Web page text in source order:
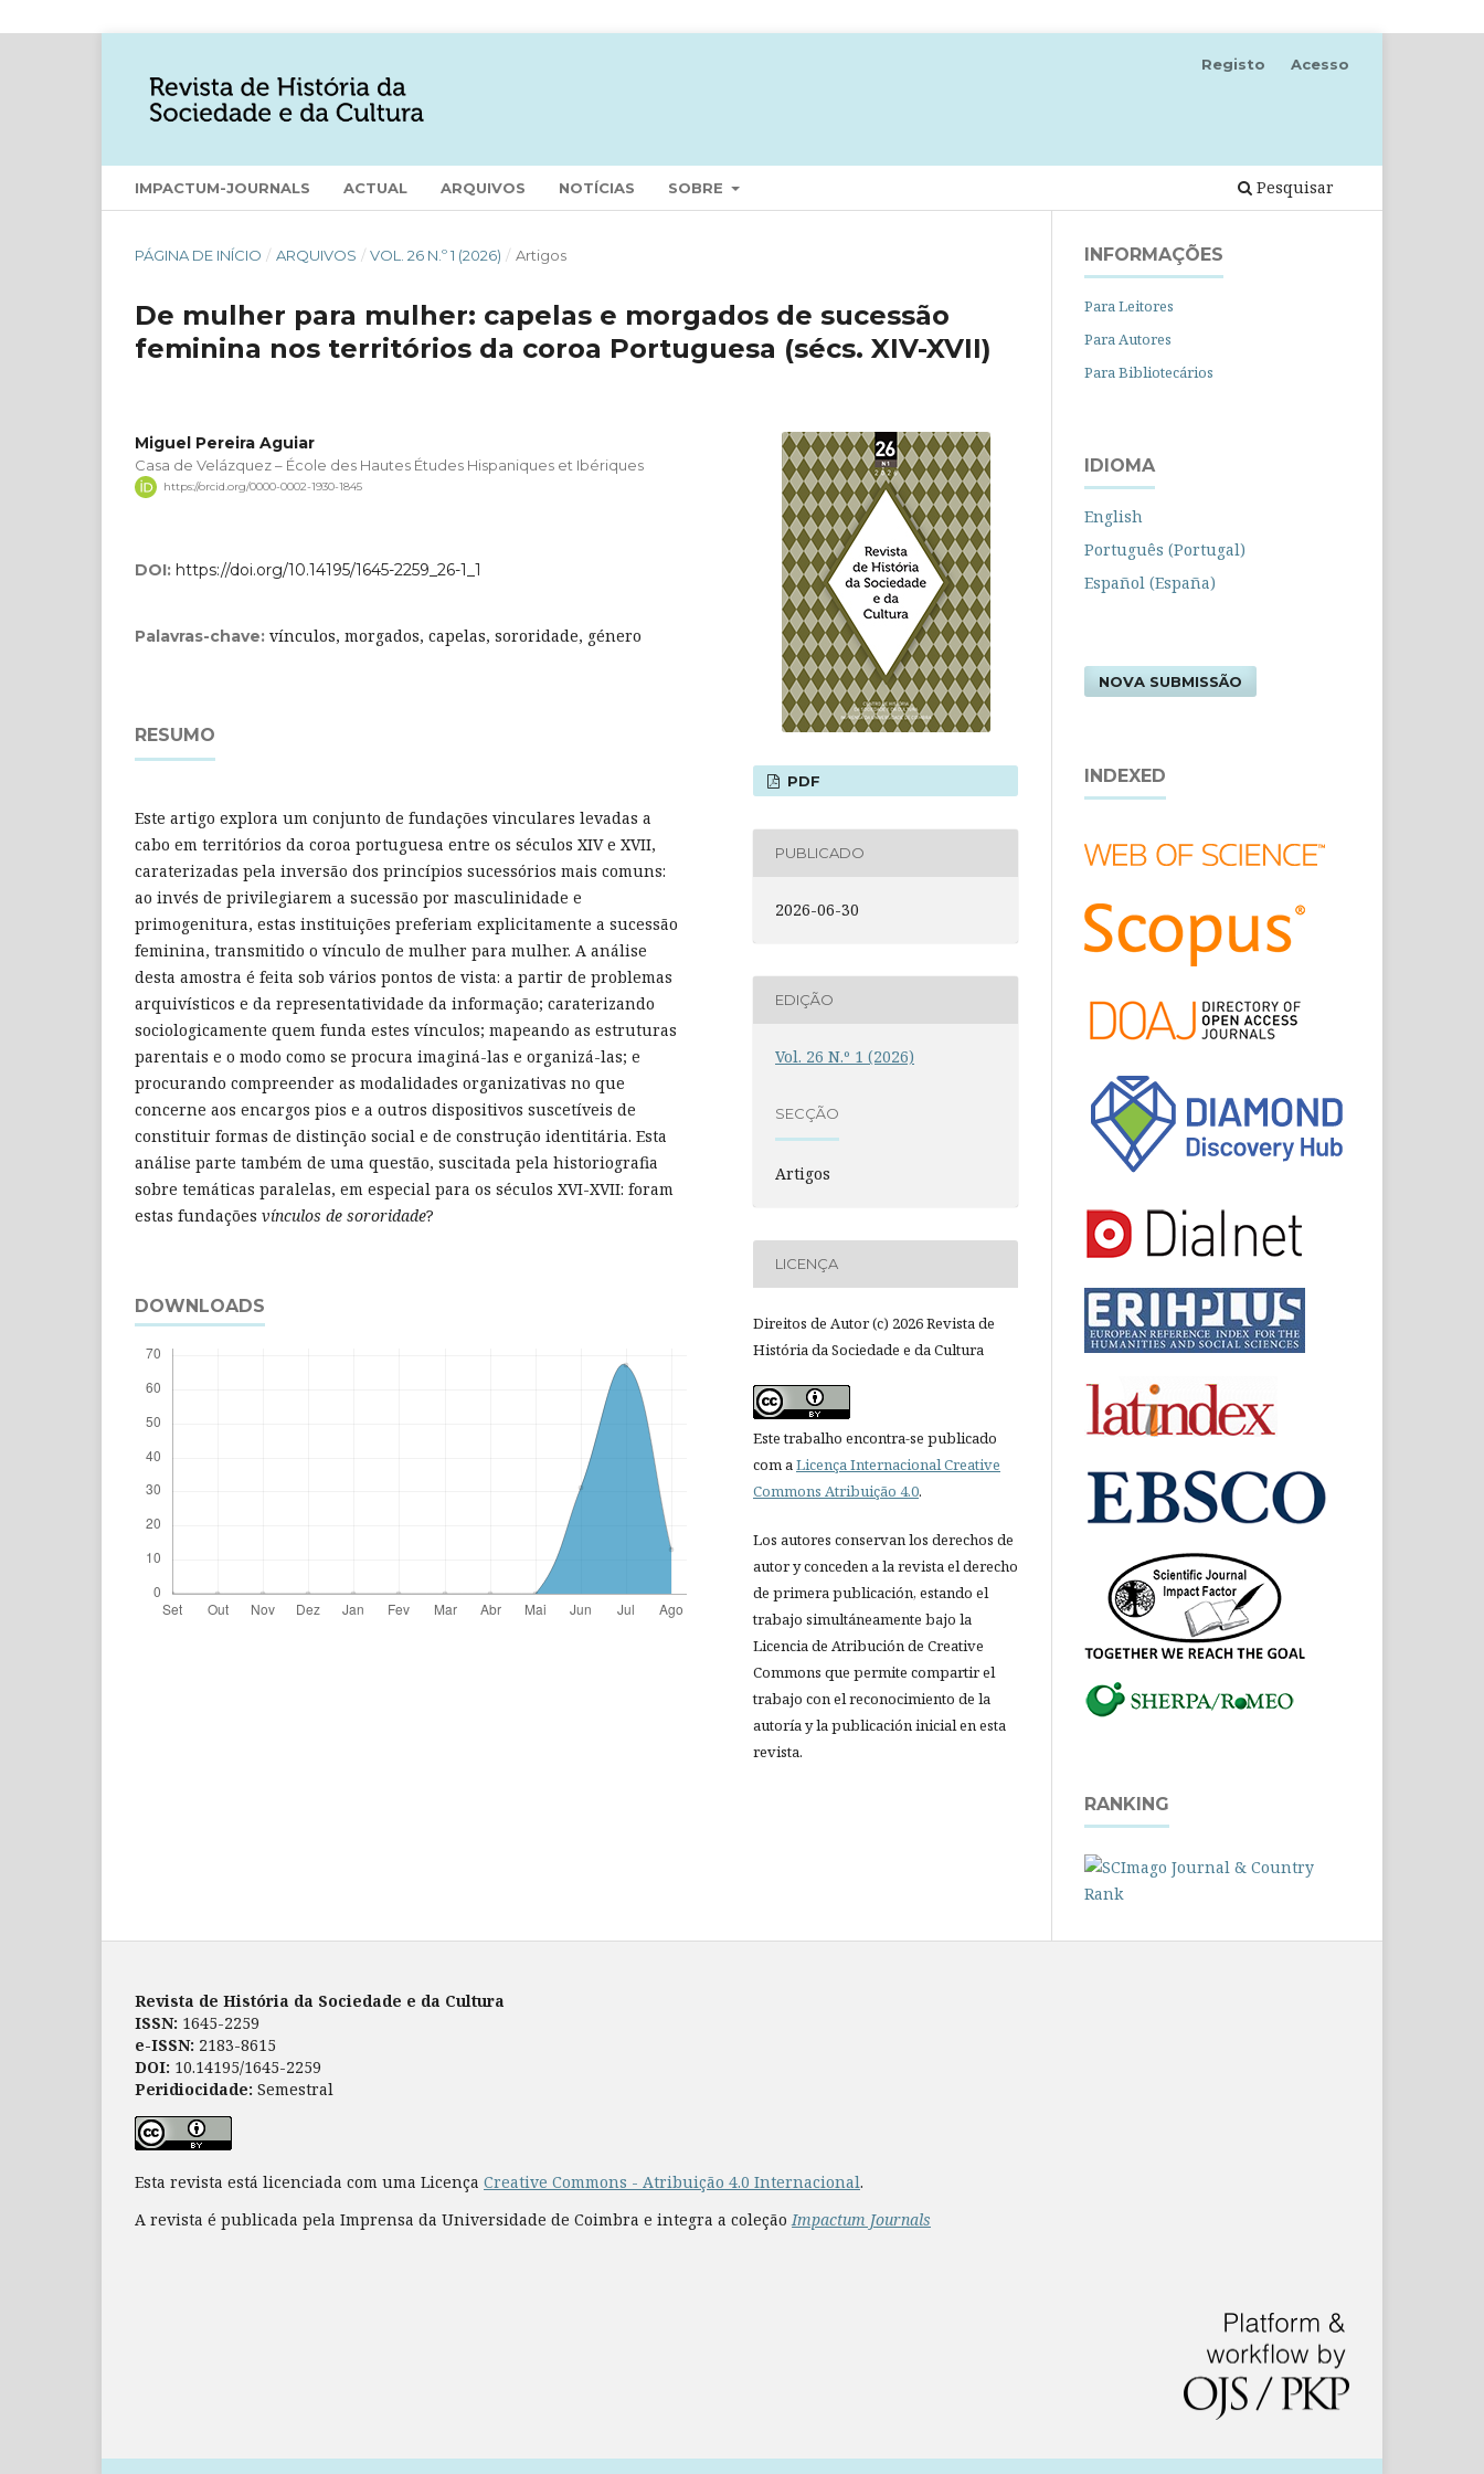
IMPACTUM-JOURNALS ACTUAL ARQUIVOS NOTÍCIAS SOBRE Pesquisar
Registo Acesso
PÁGINA DE INÍCIO / ARQUIVOS / VOL. 26 N.º 1 (2026) / Artigos
De mulher para mulher: capelas e morgados de sucessão
feminina nos territórios da coroa Portuguesa (sécs. XIV-XVII)
Miguel Pereira Aguiar
Casa de Velázquez – École des Hautes Études Hispaniques et Ibériques
https://orcid.org/0000-0002-1930-1845
DOI: https://doi.org/10.14195/1645-2259_26-1_1
Palavras-chave: vínculos, morgados, capelas, sororidade, género
RESUMO
Este artigo explora um conjunto de fundações vinculares levadas a
cabo em territórios da coroa portuguesa entre os séculos XIV e XVII,
caraterizadas pela inversão dos princípios sucessórios mais comuns:
ao invés de privilegiarem a sucessão por masculinidade e
primogenitura, estas instituições preferiam explicitamente a sucessão
feminina, transmitido o vínculo de mulher para mulher. A análise
desta amostra é feita sob vários pontos de vista: a partir de problemas
arquivísticos e da representatividade da informação; caraterizando
sociologicamente quem funda estes vínculos; mapeando as estruturas
parentais e o modo como se procura imaginá-las e organizá-las; e
procurando compreender as modalidades organizativas no que
concerne aos encargos pios e a outros dispositivos suscetíveis de
constituir formas de distinção social e de construção identitária. Esta
análise parte também de uma questão, suscitada pela historiografia
sobre temáticas paralelas, em especial para os séculos XVI-XVII: foram
estas fundações vínculos de sororidade?
DOWNLOADS
PDF
PUBLICADO
2026-06-30
EDIÇÃO
Vol. 26 N.º 1 (2026)
SECÇÃO
Artigos
LICENÇA
Direitos de Autor (c) 2026 Revista de
História da Sociedade e da Cultura
Este trabalho encontra-se publicado
com aLicença Internacional Creative
Commons Atribuição 4.0.
Los autores conservan los derechos de
autor y conceden a la revista el derecho
de primera publicación, estando el
trabajo simultáneamente bajo la
Licencia de Atribución de Creative
Commons que permite compartir el
trabajo con el reconocimiento de la
autoría y la publicación inicial en esta
revista.
INFORMAÇÕES
Para Leitores
Para Autores
Para Bibliotecários
IDIOMA
English
Português (Portugal)
Español (España)
NOVA SUBMISSÃO
INDEXED
RANKING
Revista de História da Sociedade e da Cultura
ISSN: 1645-2259
e-ISSN: 2183-8615
DOI: 10.14195/1645-2259
Peridiocidade: Semestral
Esta revista está licenciada com uma Licença Creative Commons - Atribuição 4.0 Internacional.
A revista é publicada pela Imprensa da Universidade de Coimbra e integra a coleção Impactum Journals